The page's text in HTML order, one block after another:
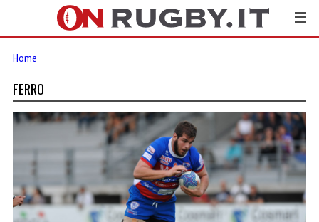
Home
FERRO